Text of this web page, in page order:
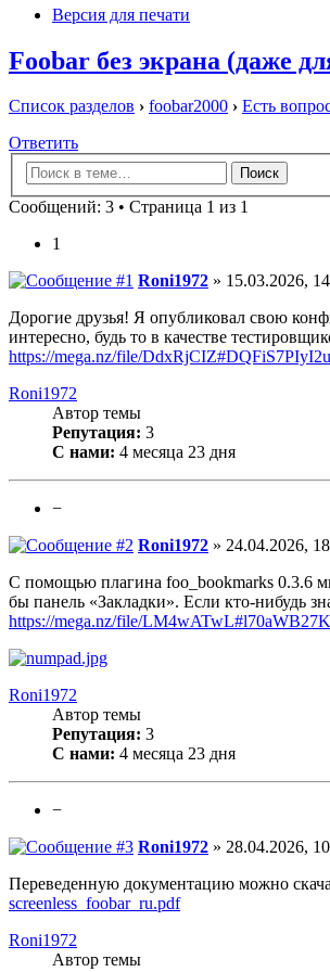
Версия для печати
Foobar без экрана (даже
Список разделов › foobar2000 › Есть
Ответить
Сообщений: 3 • Страница 1 из 1
1
Roni1972 » 15.03.2026,
Дорогие друзья! Я опубликовал свою
интересно, будь то в качестве
https://mega.nz/file/
Roni1972
Автор темы
Репутация: 3
С нами: 4 месяца 23 дня
−
Roni1972 » 24.04.2026,
С помощью плагина foo_bookmarks 0.3.6
бы панель «Закладки». Если кто-нибудь
https://mega.nz/file/
Roni1972
Автор темы
Репутация: 3
С нами: 4 месяца 23 дня
−
Roni1972 » 28.04.2026,
Переведенную документацию можно
screenless_foobar_ru.pdf
Roni1972
Автор темы